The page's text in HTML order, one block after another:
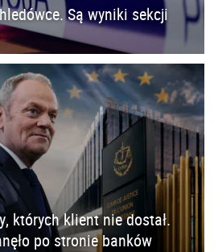
Są wyniki sekcji
których klient nie dostał.
po stronie banków